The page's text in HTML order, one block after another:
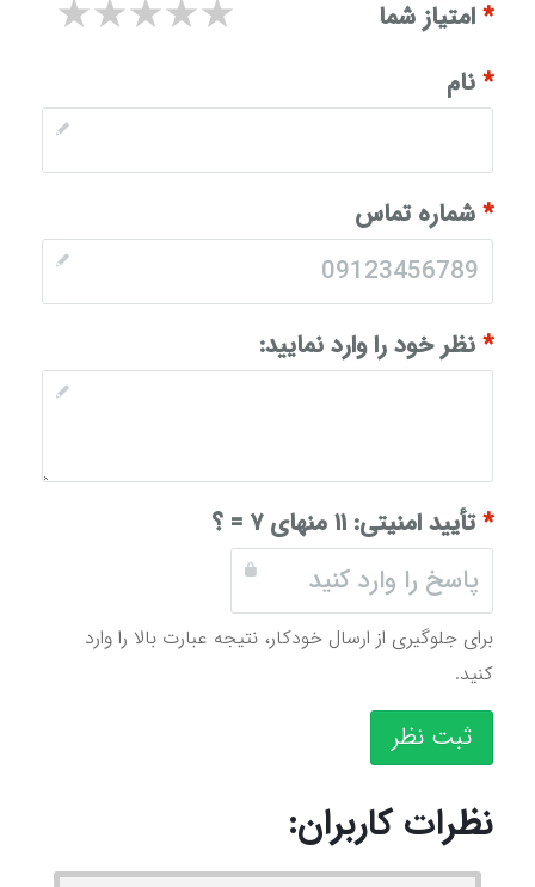
*امتیاز شما ۵ stars ۴ stars ۳ stars ۲ stars
*نام
*شماره تماس
*نظر خود را وارد نمایید:
*تأیید امنیتی: ۱۱ منهای ۷ = ؟
برای جلوگیری از ارسال خودکار، نتیجه عبارت بالا را وارد
کنید.
ثبت نظر
نظرات کاربران: